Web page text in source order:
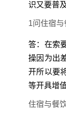
识又要普
1问住宿
答：在索
操因为出
开所以要
等开具增
住宿与餐